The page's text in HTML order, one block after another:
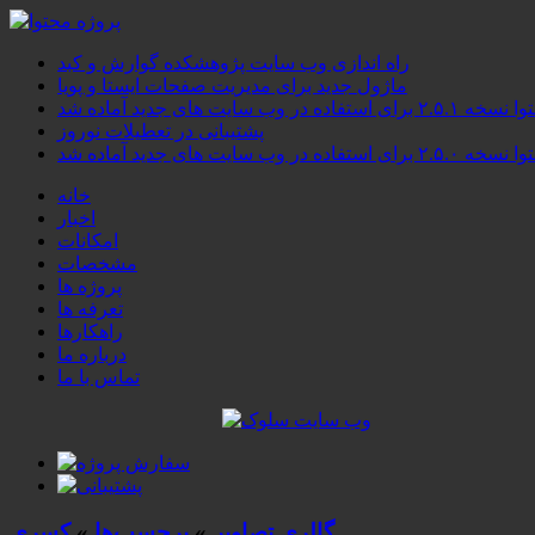
راه اندازی وب سایت پژوهشکده گوارش و کبد
ماژول جدید برای مدیریت صفحات ایستا و پویا
برای استفاده در وب سایت های جدید آماده شد
پشتیبانی در تعطیلات نوروز
برای استفاده در وب سایت های جدید آماده شد
خانه
اخبار
امکانات
مشخصات
پروژه ها
تعرفه ها
راهکارها
درباره ما
تماس با ما